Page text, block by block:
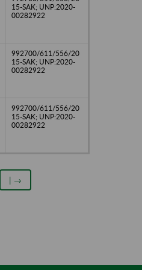
15-SAK; UNP:2020-
00282922
992700/611/556/20
15-SAK; UNP:2020-
00282922
992700/611/556/20
15-SAK; UNP:2020-
00282922
| →